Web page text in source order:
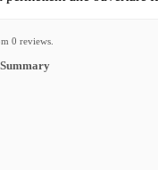
0 reviews.